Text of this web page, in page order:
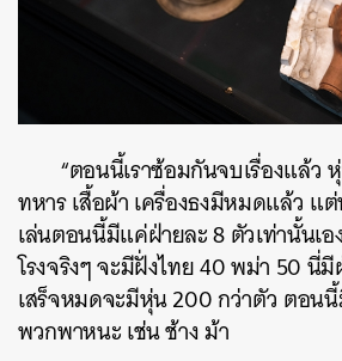
“ตอนนี้เราซ้อมกันจบเรื่องแล้ว
ทหาร เสื้อผ้า เครื่องธงมีหมดแล้ว แ
เล่นตอนนี้มีแค่ฝ่ายละ 8 ตัวเท่านั้นเอ
โรงจริงๆ จะมีฝั่งไทย 40 พม่า 50 นี่
เสร็จหมดจะมีหุ่น 200 กว่าตัว ตอน
พวกพาหนะ เช่น ช้าง ม้า